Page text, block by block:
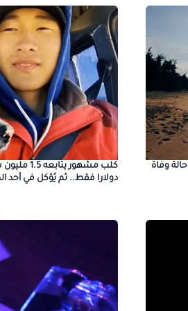
“القاتل الهادئ”.. منظمة الصحة العالمية تعلن 1300 حالة وفاة
دولارا فقط.. ثم يُؤكل في أحد